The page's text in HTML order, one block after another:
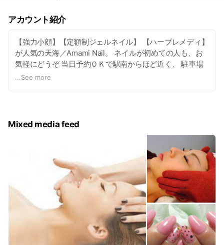
アカウント紹介
【強力小顔】【定額制ジェルネイル】 【ハーブレメディ】
が人気の天海／Amami Nail。 ネイルが初めての人も、お
気軽にどうぞ 当日予約ＯＫで駅南からほど近く、 駐車場
完備。美しいお肌に最適の 【ハーブレメディ】体験メニュ
ト』 定額ジェル フット 5,800円 定額ジェ
ル フット 7,800円
...See more
Mixed media feed